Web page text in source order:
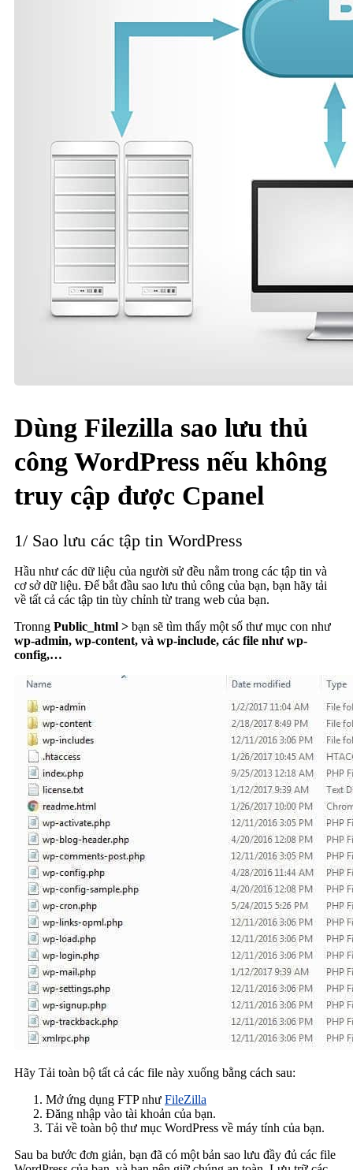
Dùng Filezilla sao lưu thủ
công WordPress nếu không
truy cập được Cpanel
1/ Sao lưu các tập tin WordPress
Hầu như các dữ liệu của người sử đều nằm trong các tập tin và
cơ sở dữ liệu. Để bắt đầu sao lưu thủ công của bạn, bạn hãy tải
về tất cả các tập tin tùy chỉnh từ trang web của bạn.
Tronng Public_html > bạn sẽ tìm thấy một số thư mục con như
wp-admin, wp-content, và wp-include, các file như wp-
config,…
Hãy Tải toàn bộ tất cả các file này xuống bằng cách sau:
Mở ứng dụng FTP như FileZilla
Đăng nhập vào tài khoản của bạn.
Tải về toàn bộ thư mục WordPress về máy tính của bạn.
Sau ba bước đơn giản, bạn đã có một bản sao lưu đầy đủ các file